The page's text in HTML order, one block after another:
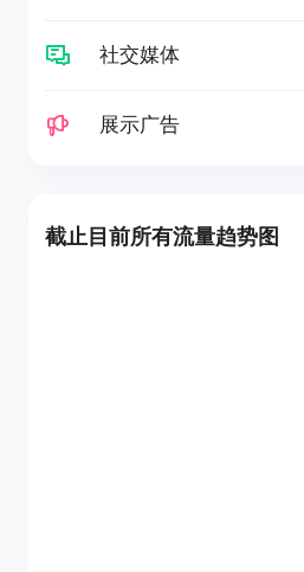
社交媒体
展示广告
截止目前所有流量趋势图